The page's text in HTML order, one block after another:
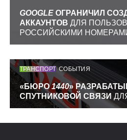
GOOGLE ОГРАНИЧИЛ
АККАУНТОВ ДЛЯ
РОССИЙСКИМИ
ТРАНСПОРТ СОБЫТИЯ
«БЮРО1440»
СПУТНИКОВОЙ СВЯЗИ